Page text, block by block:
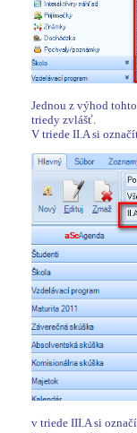
Jednou z výhod
triedy zvlášť.
V triede II.A si
v triede III.A si